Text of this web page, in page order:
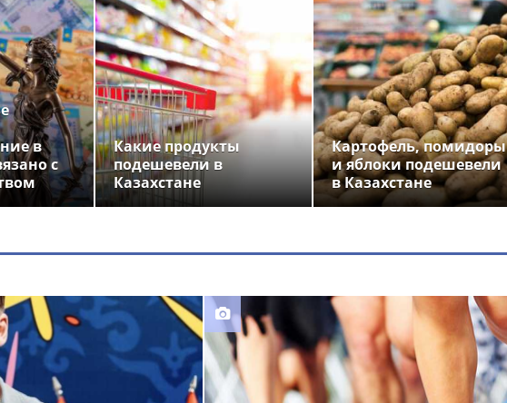
в
с
Какие продукты
подешевели в
Казахстане
Картофель, помидоры
и яблоки подешевели
в Казахстане